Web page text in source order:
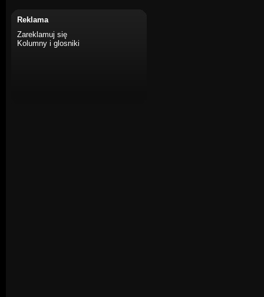
Reklama
Zareklamuj się
Kolumny i glosniki